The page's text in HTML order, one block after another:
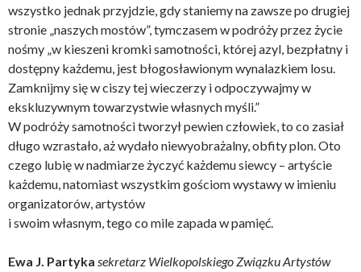
wszystko jednak przyjdzie, gdy staniemy na zawsze po drugiej
stronie „naszych mostów”, tymczasem w podróży przez życie
nośmy „w kieszeni kromki samotności, której azyl, bezpłatny i
dostępny każdemu, jest błogosławionym wynalazkiem losu.
Zamknijmy się w ciszy tej wieczerzy i odpoczywajmy w
ekskluzywnym towarzystwie własnych myśli.”
W podróży samotności tworzył pewien człowiek, to co zasiał
długo wzrastało, aż wydało niewyobrażalny, obfity plon. Oto
czego lubię w nadmiarze życzyć każdemu siewcy – artyście
każdemu, natomiast wszystkim gościom wystawy w imieniu
organizatorów, artystów
i swoim własnym, tego co mile zapada w pamięć.
Ewa J. Partyka sekretarz Wielkopolskiego Związku Artystów